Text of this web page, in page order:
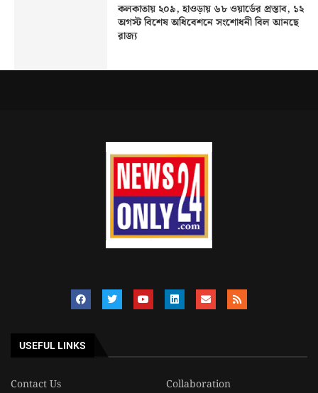
কলকাতায় ২০৯, হাওড়ায় ৬৮ ওয়ার্ডের প্রস্তাব, ১২
অগস্ট বিশেষ অধিবেশনে সংশোধনী বিল আনছে
রাজ্য
USEFUL LINKS
Contact Us
Collaboration